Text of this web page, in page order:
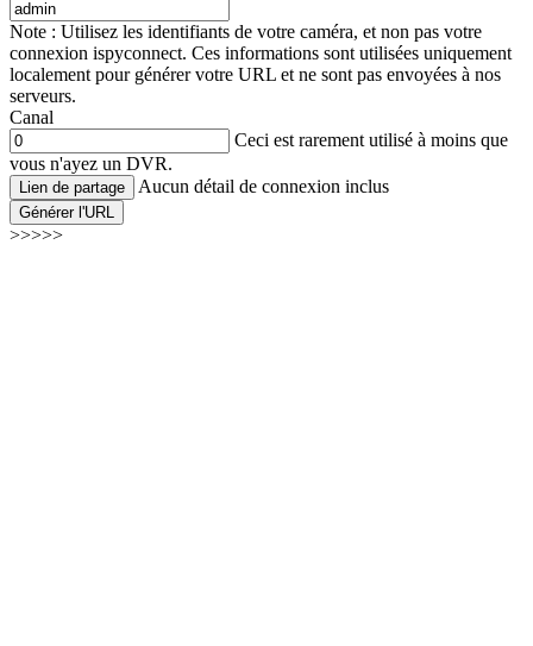
Note : Utilisez les identifiants de votre caméra, et non pas votre
connexion ispyconnect. Ces informations sont utilisées uniquement
localement pour générer votre URL et ne sont pas envoyées à nos
serveurs.
Canal
Ceci est rarement utilisé à moins que
vous n'ayez un DVR.
Lien de partage Aucun détail de connexion inclus
Générer l'URL
>>>>>